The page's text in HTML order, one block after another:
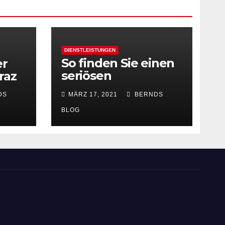
DIENSTLEISTUNGEN
So finden Sie einen
seriösen
Schlüsseldienst
MÄRZ 17, 2021 BERNDS
BLOG